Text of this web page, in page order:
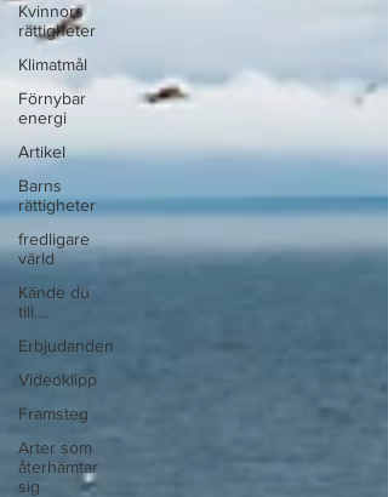
Kvinnors
rättigheter
Klimatmål
Förnybar
energi
Artikel
Barns
rättigheter
fredligare
värld
Kände du
till....
Erbjudanden
Videoklipp
Framsteg
Arter som
återhämtar
sig